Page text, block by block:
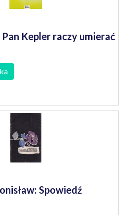
Kepler raczy umierać
Spowiedź